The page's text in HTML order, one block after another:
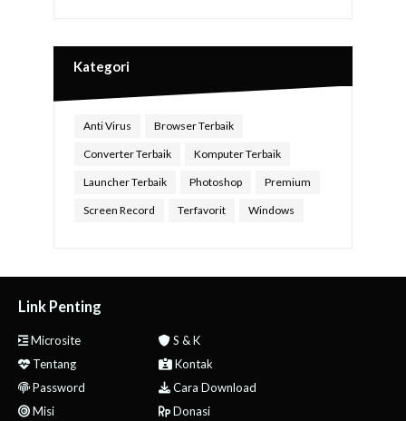
Kategori
Anti Virus Browser Terbaik
Converter Terbaik Komputer Terbaik
Launcher Terbaik Photoshop Premium
Screen Record Terfavorit Windows
Link Penting
Microsite
S & K
Tentang
Kontak
Password
Cara Download
Misi
Donasi